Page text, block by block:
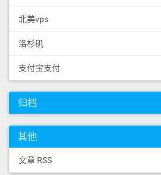
北美vps
洛杉矶
支付宝支付
归档
其他
文章 RSS